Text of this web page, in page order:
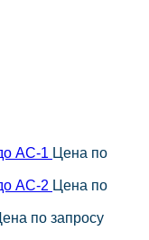
АС-1 Цена по
АС-2 Цена по
по запросу